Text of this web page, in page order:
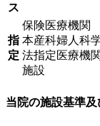
ス
指
定
保険医療機関
本産科婦人科
法指定医療機
施設
当院の施設基準